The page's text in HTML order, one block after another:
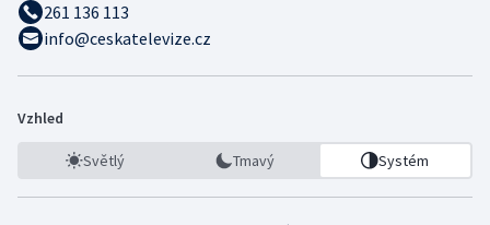
261 136 113
info@ceskatelevize.cz
Vzhled
Světlý Tmavý Systém